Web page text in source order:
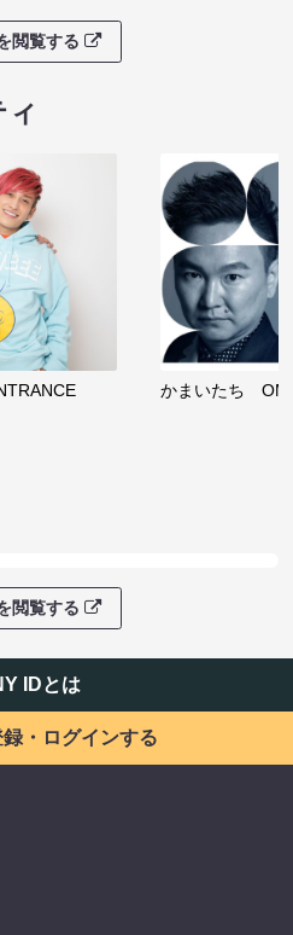
閲覧する
かまいたち
閲覧する
IDとは
・ログインする